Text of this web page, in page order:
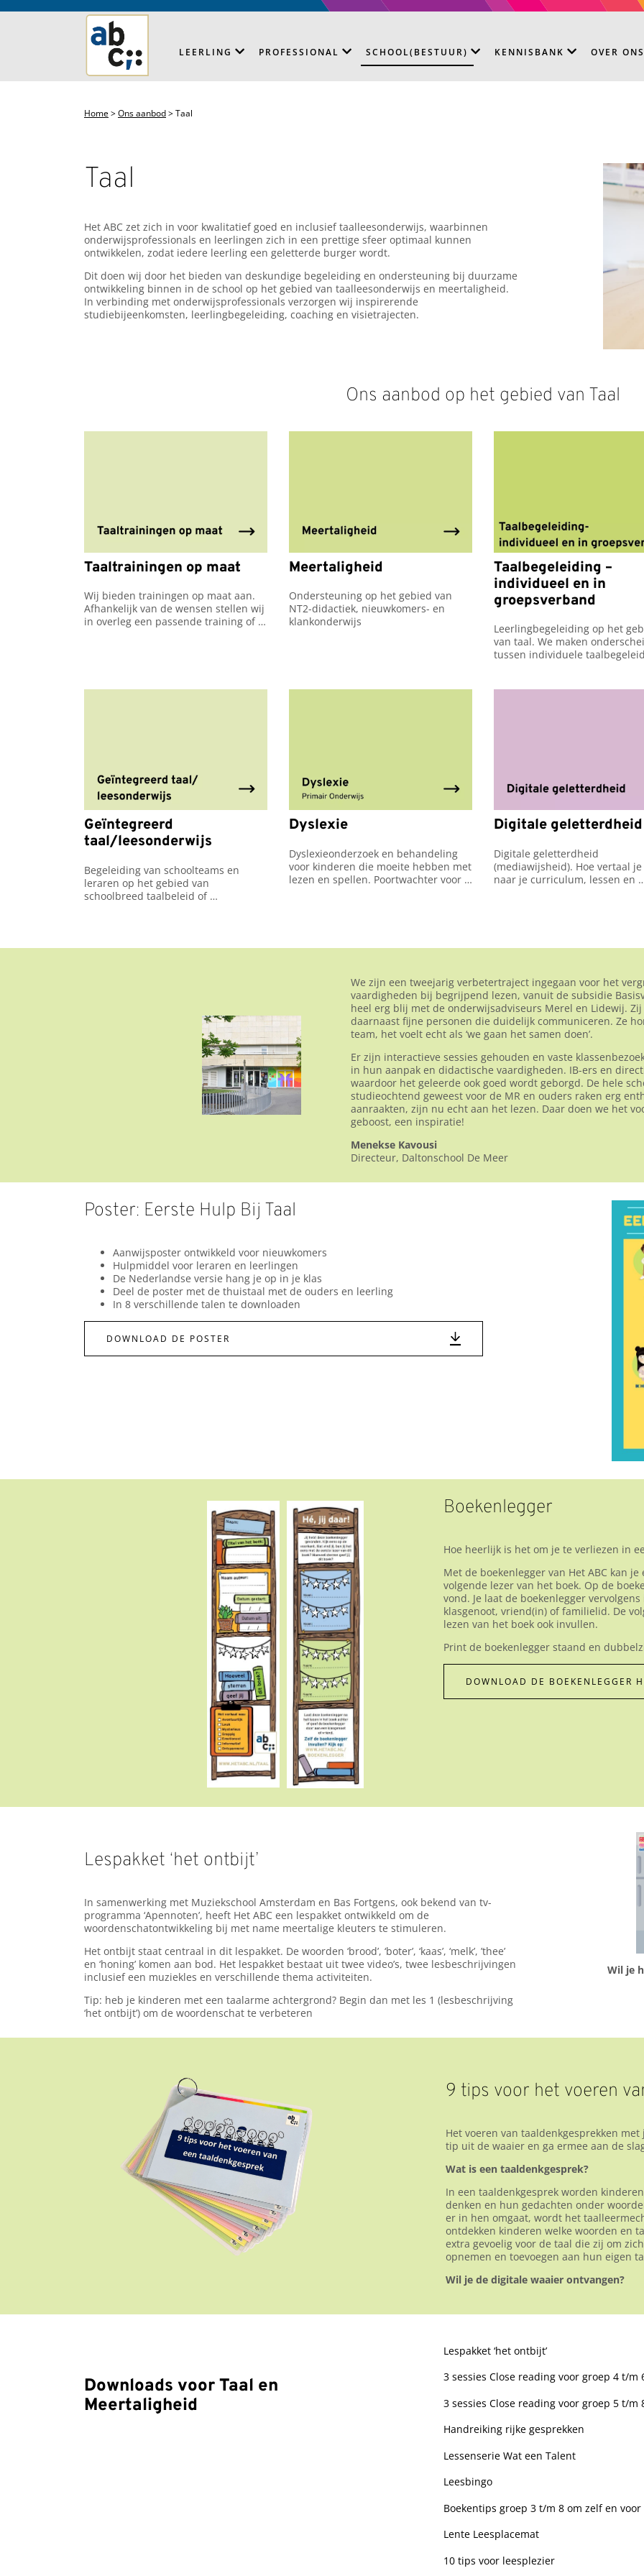
LEERLING PROFESSIONAL SCHOOL(BESTUUR) KENNISBANK OVER ONS
Home>Ons aanbod>Taal
Taal
Het ABC zet zich in voor kwalitatief goed en inclusief taalleesonderwijs, waarbinnen
onderwijsprofessionals en leerlingen zich in een prettige sfeer optimaal kunnen
ontwikkelen, zodat iedere leerling een geletterde burger wordt.
Dit doen wij door het bieden van deskundige begeleiding en ondersteuning bij duurzame
ontwikkeling binnen in de school op het gebied van taalleesonderwijs en meertaligheid.
In verbinding met onderwijsprofessionals verzorgen wij inspirerende
studiebijeenkomsten, leerlingbegeleiding, coaching en visietrajecten.
Ons aanbod op het gebied van Taal
Taaltrainingen op maat
Wij bieden trainingen op maat aan.
Afhankelijk van de wensen stellen wij
in overleg een passende training of
Meertaligheid
Ondersteuning op het gebied van
NT2-didactiek, nieuwkomers- en
klankonderwijs
Taalbegeleiding –
individueel en in
groepsverband
Leerlingbegeleiding op het
van taal. We maken
tussen individuele
Geïntegreerd
taal/leesonderwijs
Begeleiding van schoolteams en
leraren op het gebied van
schoolbreed taalbeleid of
Dyslexie
Dyslexieonderzoek en behandeling
voor kinderen die moeite hebben met
lezen en spellen. Poortwachter voor
Digitale geletterdheid
Digitale geletterdheid
(mediawijsheid). Hoe vertaal
naar je curriculum, lessen en
We zijn een tweejarig verbetertraject ingegaan voor het
vaardigheden bij begrijpend lezen, vanuit de subsidie
heel erg blij met de onderwijsadviseurs Merel en Lidewij.
daarnaast fijne personen die duidelijk communiceren. Ze
team, het voelt echt als ‘we gaan het samen doen’.
Er zijn interactieve sessies gehouden en vaste
in hun aanpak en didactische vaardigheden. IB-ers en
waardoor het geleerde ook goed wordt geborgd. De hele
studieochtend geweest voor de MR en ouders raken erg
aanraakten, zijn nu echt aan het lezen. Daar doen we het
geboost, een inspiratie!
Menekse Kavousi
Directeur, Daltonschool De Meer
Poster: Eerste Hulp Bij Taal
Aanwijsposter ontwikkeld voor nieuwkomers
Hulpmiddel voor leraren en leerlingen
De Nederlandse versie hang je op in je klas
Deel de poster met de thuistaal met de ouders en leerling
In 8 verschillende talen te downloaden
DOWNLOAD DE POSTER
Boekenlegger
Hoe heerlijk is het om je te verliezen in
Met de boekenlegger van Het ABC kan
volgende lezer van het boek. Op de
vond. Je laat de boekenlegger
klasgenoot, vriend(in) of familielid. De
lezen van het boek ook invullen.
Print de boekenlegger staand en
DOWNLOAD DE BOEKENLEGGER
Lespakket ‘het ontbijt’
In samenwerking met Muziekschool Amsterdam en Bas Fortgens, ook bekend van tv-
programma ‘Apennoten’, heeft Het ABC een lespakket ontwikkeld om de
woordenschatontwikkeling bij met name meertalige kleuters te stimuleren.
Het ontbijt staat centraal in dit lespakket. De woorden ‘brood’, ‘boter’, ‘kaas’, ‘melk’, ’thee’
en ‘honing’ komen aan bod. Het lespakket bestaat uit twee video’s, twee lesbeschrijvingen
inclusief een muziekles en verschillende thema activiteiten.
Tip: heb je kinderen met een taalarme achtergrond? Begin dan met les 1 (lesbeschrijving
‘het ontbijt’) om de woordenschat te verbeteren
Wil je
9 tips voor het voeren
Het voeren van taaldenkgesprekken
tip uit de waaier en ga ermee aan de
Wat is een taaldenkgesprek?
In een taaldenkgesprek worden
denken en hun gedachten onder
er in hen omgaat, wordt het
ontdekken kinderen welke woorden en
extra gevoelig voor de taal die zij om
opnemen en toevoegen aan hun eigen
Wil je de digitale waaier ontvangen?
Downloads voor Taal en
Meertaligheid
Lespakket ‘het ontbijt’
3 sessies Close reading voor groep 4 t/m
3 sessies Close reading voor groep 5 t/m
Handreiking rijke gesprekken
Lessenserie Wat een Talent
Leesbingo
Boekentips groep 3 t/m 8 om zelf en voor
Lente Leesplacemat
10 tips voor leesplezier